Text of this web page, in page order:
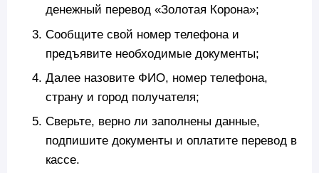
денежный перевод «Золотая Корона»;
Сообщите свой номер телефона и
предъявите необходимые документы;
Далее назовите ФИО, номер телефона,
страну и город получателя;
Сверьте, верно ли заполнены данные,
подпишите документы и оплатите перевод в
кассе.